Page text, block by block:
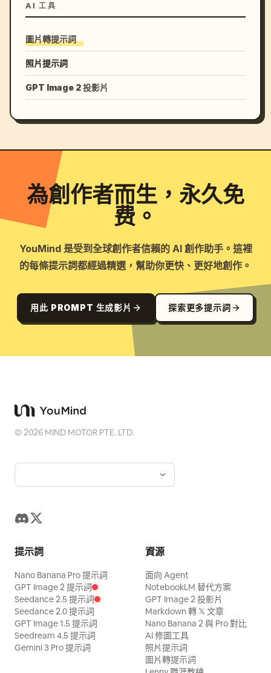
AI 工具
圖片轉提示詞
照片提示詞
GPT Image 2 投影片
為創作者而生，永久免
费。
YouMind 是受到全球創作者信賴的 AI 創作助手。這裡
的每條提示詞都經過精選，幫助你更快、更好地創作。
用此 PROMPT 生成影片 探索更多提示詞
©2026 MIND MOTOR PTE. LTD.
提示詞
Nano Banana Pro 提示詞
GPT Image 2 提示詞
Seedance 2.5 提示詞
Seedance 2.0 提示詞
GPT Image 1.5 提示詞
Seedream 4.5 提示詞
Gemini 3 Pro 提示詞
資源
面向 Agent
NotebookLM 替代方案
GPT Image 2 投影片
Markdown 轉 𝕏 文章
Nano Banana 2 與 Pro 對比
AI 修圖工具
照片提示詞
圖片轉提示詞